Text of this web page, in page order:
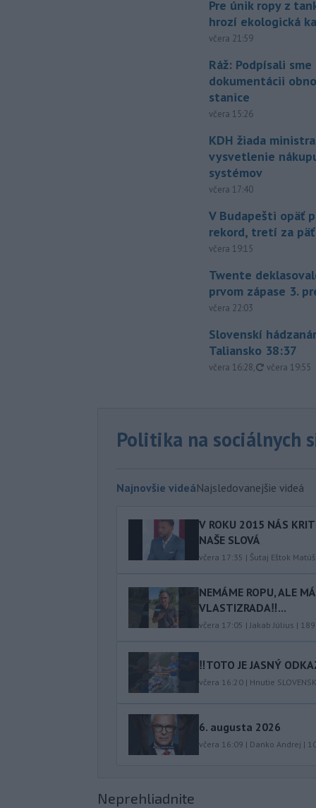
Pre únik ropy z
hrozí ekologická
včera 21:59
Ráž: Podpísali
dokumentácii
stanice
včera 15:26
KDH žiada
vysvetlenie
systémov
včera 17:40
V Budapešti opäť
rekord, tretí za
včera 19:15
Twente
prvom zápase 3.
včera 22:03
Slovenskí
Taliansko 38:37
včera 16:28, aktualizované
včera 19:55
Politika na sociálnych
Najnovšie videáNajsledovanejšie videá
V ROKU 2015 NÁS
NAŠE SLOVÁ
včera 17:35 | Šutaj Eštok Matúš
NEMÁME ROPU, ALE
VLASTIZRADA‼️...
včera 17:05 |Jakab Július |
‼️TOTO JE JASNÝ
včera 16:20 | Hnutie
6. augusta 2026
včera 16:09 | Danko Andrej |
Neprehliadnite